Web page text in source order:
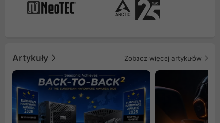
Artykuły Zobacz więcej artykułów